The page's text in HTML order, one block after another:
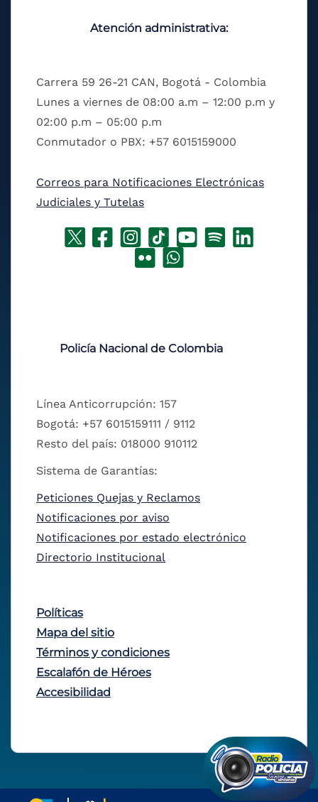
Atención administrativa:
Carrera 59 26-21 CAN, Bogotá - Colombia
Lunes a viernes de 08:00 a.m – 12:00 p.m y
02:00 p.m – 05:00 p.m
Conmutador o PBX: +57 6015159000
Correos para Notificaciones Electrónicas
Judiciales y Tutelas
Policía Nacional de Colombia
Línea Anticorrupción: 157
Bogotá: +57 6015159111 / 9112
Resto del país: 018000 910112
Sistema de Garantías:
Peticiones Quejas y Reclamos
Notificaciones por aviso
Notificaciones por estado electrónico
Directorio Institucional
Políticas
Mapa del sitio
Términos y condiciones
Escalafón de Héroes
Accesibilidad